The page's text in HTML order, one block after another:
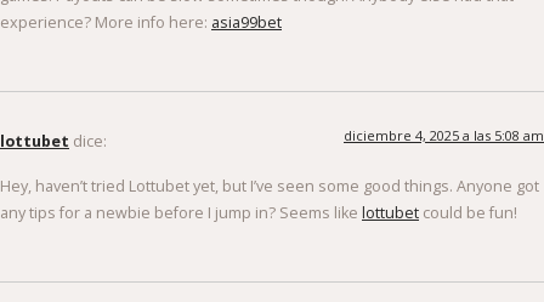
experience? More info here: asia99bet
lottubet dice: diciembre 4, 2025 a las 5:08 am
Hey, haven’t tried Lottubet yet, but I’ve seen some good things. Anyone got
any tips for a newbie before I jump in? Seems like lottubet could be fun!